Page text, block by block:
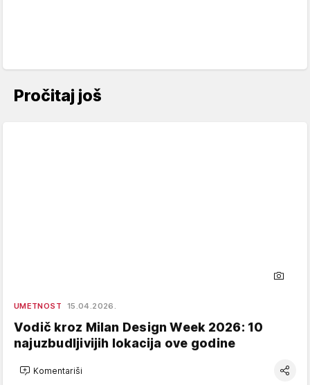
Pročitaj još
UMETNOST 15.04.2026.
Vodič kroz Milan Design Week 2026: 10
najuzbudljivijih lokacija ove godine
Komentariši